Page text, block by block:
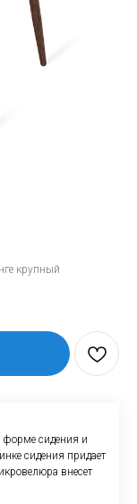
крупный
сидения и
сидения придает
внесет